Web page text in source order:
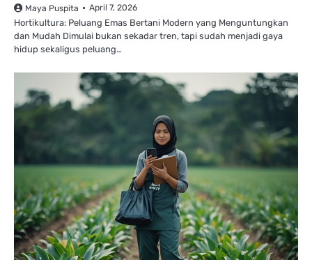
Maya Puspita April 7, 2026
Hortikultura: Peluang Emas Bertani Modern yang Menguntungkan
dan Mudah Dimulai bukan sekadar tren, tapi sudah menjadi gaya
hidup sekaligus peluang…